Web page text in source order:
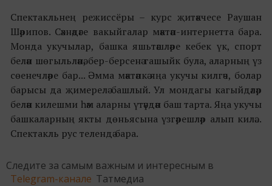
Спектакльнең режиссёры – курс җитәкчесе Раушан
Шәрипов. Сәхнәдәге вакыйгалар мәктәп-интернетта бара.
Монда укучылар, башка яшьтәшләре кебек үк, спорт
белән шөгыльләнә, бер-берсенә гашыйк була, аларның үз
сөенечләре бар... Әмма мәктәпкә яңа укучы килгәч, болар
барысы да җимерелә башлый. Ул мондагы кагыйдәләр
белән килешми һәм аларны үтәүдән баш тарта. Яңа укучы
башкаларның якты дөньясына үзгәрешләр алып килә...
Спектакль рус телендә бара.
Следите за самым важным и интересным в
Telegram-канале Татмедиа